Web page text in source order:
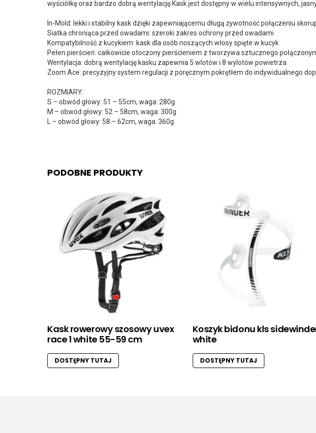
wyściółkę oraz bardzo dobrą wentylację.Kask jest dostępny w wielu intensywnych,
In-Mold: lekki i stabilny kask dzięki zapewniającemu długą żywotność połączeniu
Siatka chroniąca przed owadami: szeroki zakres ochrony przed owadami
Kompatybilność z kucykiem: kask dla osób noszących włosy spięte w kucyk
Pełen pierścień: całkowicie otoczony pierścieniem z tworzywa sztucznego
Wentylacja: dobrą wentylację kasku zapewnia 5 wlotów i 8 wylotów powietrza
Zoom Ace: precyzyjny system regulacji z poręcznym pokrętłem do indywidualnego
ROZMIARY:
S – obwód głowy: 51 – 55cm, waga: 280g
M – obwód głowy: 52 – 58cm, waga: 300g
L – obwód głowy: 58 – 62cm, waga: 360g
PODOBNE PRODUKTY
Kask rowerowy szosowy uvex
race 1 white 55-59 cm
DOSTĘPNY TUTAJ
Koszyk bidonu kls
white
DOSTĘPNY TUTAJ